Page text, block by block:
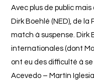
Avec plus de public
Dirk Boehlé (NED), de
match à suspense. Dirk
internationales (dont
ont eu des difficulté à
Acevedo – Martín